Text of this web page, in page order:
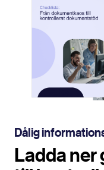
Dålig
Ladda ner